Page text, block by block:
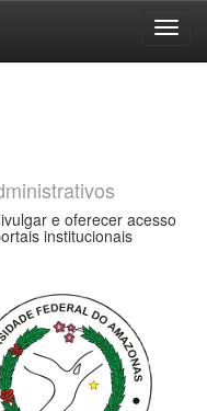
e oferecer acesso
institucionais